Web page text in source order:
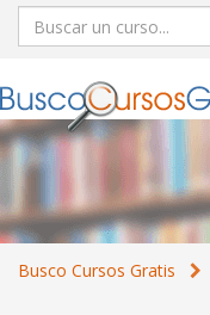
Busco Cursos Gratis